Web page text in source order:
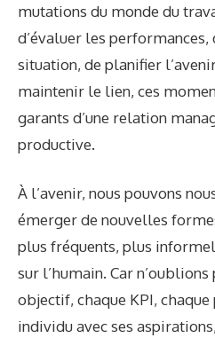
mutations du monde du
d’évaluer les performances,
situation, de planifier
maintenir le lien, ces
garants d’une relation
productive.
À l’avenir, nous pouvons
émerger de nouvelles
plus fréquents, plus
sur l’humain. Car
objectif, chaque KPI, chaque
individu avec ses